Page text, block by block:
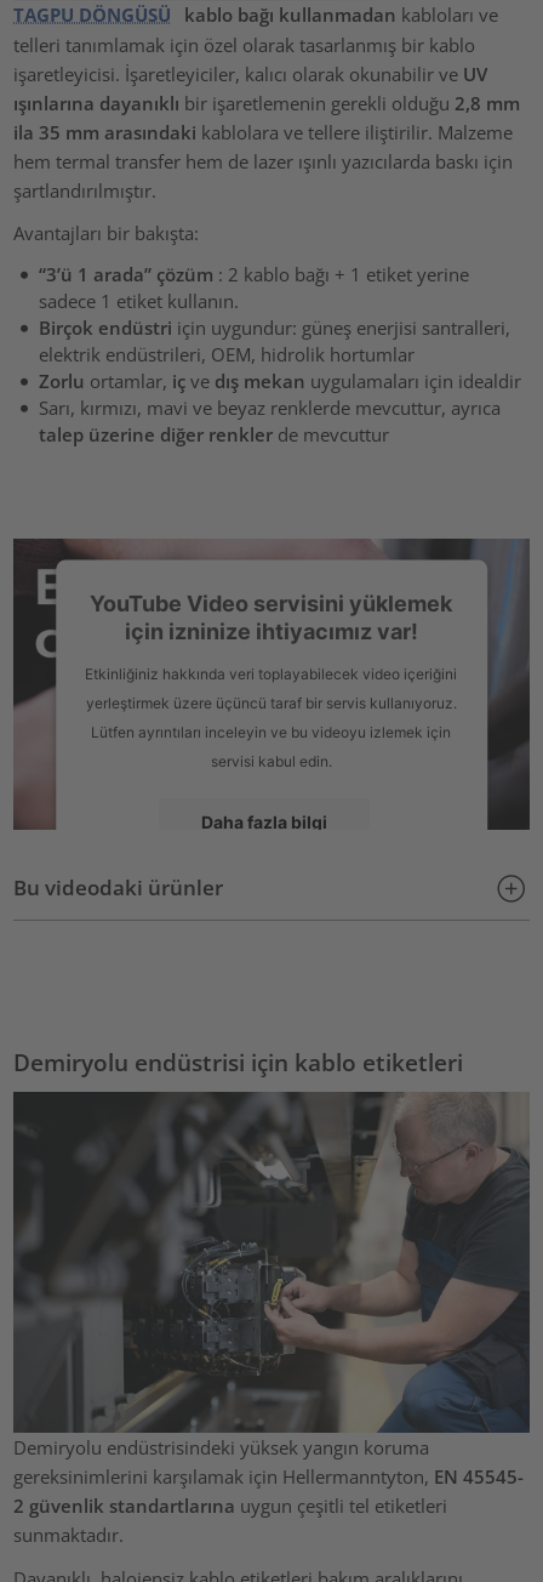
TAGPU DÖNGÜSÜ kablo bağı kullanmadan kabloları ve
telleri tanımlamak için özel olarak tasarlanmış bir kablo
işaretleyicisi. İşaretleyiciler, kalıcı olarak okunabilir ve UV
ışınlarına dayanıklı bir işaretlemenin gerekli olduğu 2,8 mm
ila 35 mm arasındaki kablolara ve tellere iliştirilir. Malzeme
hem termal transfer hem de lazer ışınlı yazıcılarda baskı için
şartlandırılmıştır.
Avantajları bir bakışta:
“3’ü 1 arada” çözüm : 2 kablo bağı + 1 etiket yerine
sadece 1 etiket kullanın.
Birçok endüstri için uygundur: güneş enerjisi santralleri,
elektrik endüstrileri, OEM, hidrolik hortumlar
Zorlu ortamlar, içve dış mekan uygulamaları için idealdir
Sarı, kırmızı, mavi ve beyaz renklerde mevcuttur, ayrıca
talep üzerine diğer renklerde mevcuttur
YouTube Video servisini yüklemek
için izninize ihtiyacımız var!
Etkinliğiniz hakkında veri toplayabilecek video içeriğini
yerleştirmek üzere üçüncü taraf bir servis kullanıyoruz.
Lütfen ayrıntıları inceleyin ve bu videoyu izlemek için
servisi kabul edin.
Daha fazla bilgi
powered byUsercentrics Consent Management Platform
Bu videodaki ürünler
Demiryolu endüstrisi için kablo etiketleri
Demiryolu endüstrisindeki yüksek yangın koruma
gereksinimlerini karşılamak için Hellermanntyton, EN 45545-
2 güvenlik standartlarına uygun çeşitli tel etiketleri
sunmaktadır.